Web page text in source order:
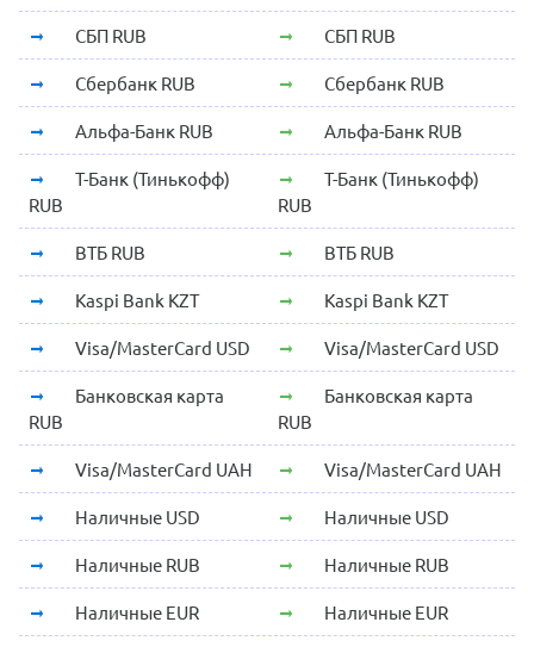
СБП RUB СБП RUB
Сбербанк RUB Сбербанк RUB
Альфа-Банк RUB Альфа-Банк RUB
Т-Банк (Тинькофф)
RUB
Т-Банк (Тинькофф)
RUB
ВТБ RUB ВТБ RUB
Kaspi Bank KZT Kaspi Bank KZT
Visa/MasterCard USD Visa/MasterCard USD
Банковская карта
RUB
Банковская карта
RUB
Visa/MasterCard UAH Visa/MasterCard UAH
Наличные USD Наличные USD
Наличные RUB Наличные RUB
Наличные EUR Наличные EUR